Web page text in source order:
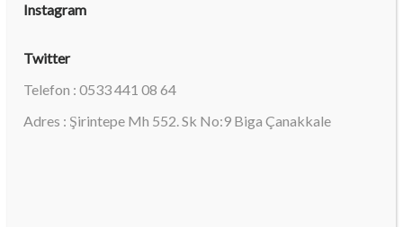
Instagram
Twitter
Telefon : 0533 441 08 64
Adres : Şirintepe Mh 552. Sk No:9 Biga Çanakkale